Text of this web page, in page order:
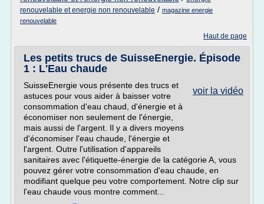
renouvelable et energie non renouvelable / magazine energie
renouvelable
Haut de page
Les petits trucs de SuisseEnergie. Épisode
1 : L'Eau chaude
voir la vidéo
SuisseEnergie vous présente des trucs et
astuces pour vous aider à baisser votre
consommation d'eau chaud, d'énergie et à
économiser non seulement de l'énergie,
mais aussi de l'argent. Il y a divers moyens
d'économiser l'eau chaude, l'énergie et
l'argent. Outre l'utilisation d'appareils
sanitaires avec l'étiquette-énergie de la catégorie A, vous
pouvez gérer votre consommation d'eau chaude, en
modifiant quelque peu votre comportement. Notre clip sur
l'eau chaude vous montre comment...